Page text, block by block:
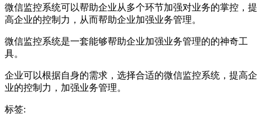
微信监控系统可以帮助企业从多个环节加强对业务的掌控，提
高企业的控制力，从而帮助企业加强业务管理。
微信监控系统是一套能够帮助企业加强业务管理的的神奇工
具。
企业可以根据自身的需求，选择合适的微信监控系统，提高企
业的控制力，加强业务管理。
标签: